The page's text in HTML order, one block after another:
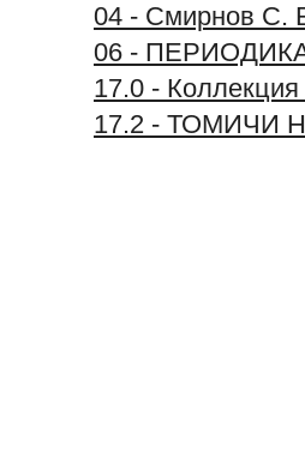
04 - Смирнов С.
06 -
17.0 -
17.2 - ТОМИЧИ